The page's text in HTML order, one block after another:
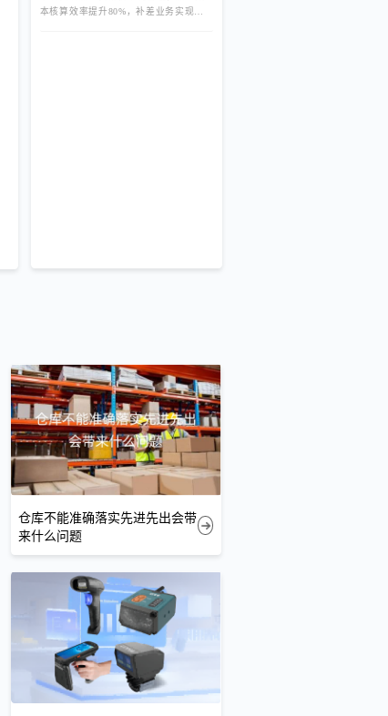
本核算效率提升80%，补差业务实现全
仓库不能准确落实先进先出会带
来什么问题